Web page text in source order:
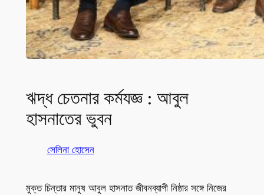
ঋদ্ধ চেতনার কর্মযজ্ঞ : আবুল
হাসনাতের ভুবন
সেলিনা হোসেন
মুক্ত চিন্তার মানুষ আবুল হাসনাত জীবনব্যাপী নিষ্ঠার সঙ্গে নিজের